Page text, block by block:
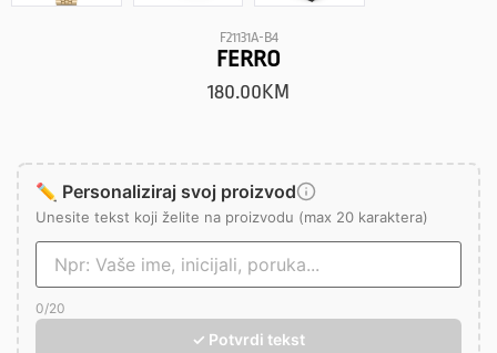
F21131A-B4
FERRO
180.00KM
✏️ Personaliziraj svoj proizvod
Unesite tekst koji želite na proizvodu (max 20 karaktera)
0/20
✓ Potvrdi tekst